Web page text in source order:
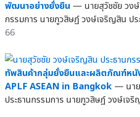
พัฒนาอย่างยั่งยืน — นายสุวัชชัย วง
กรรมการ นายภูวสิษฏ์ วงษ์เจริญสิน ปร
66
ทัพสินค้ากลุ่มยั่งยืนและผลิตภัณฑ์หนั
APLF ASEAN in Bangkok — นา
ประธานกรรมการ นายภูวสิษฏ์ วงษ์เจริ